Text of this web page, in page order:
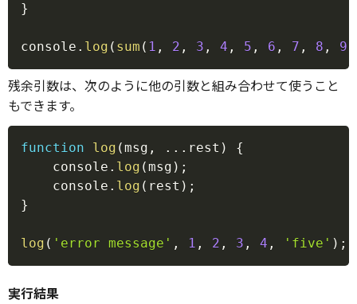
}
console . log ( sum ( 1 , 2 , 3 , 4 , 5 , 6 , 7 , 8 , 9
残余引数は、次のように他の引数と組み合わせて使うこと
もできます。
function log (msg , ... rest )
{
    console
. log (msg ) ;
    console
. log ( rest ) ;
}
log ( 'error message' , 1 , 2 , 3 , 4 , 'five' ) ;
実行結果